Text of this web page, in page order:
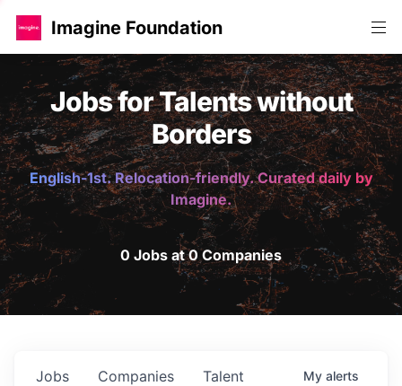
Imagine Foundation
Jobs for Talents without
Borders
English-1st. Relocation-friendly. Curated daily by
Imagine.
0 Jobs at 0 Companies
Jobs Companies Talent My alerts